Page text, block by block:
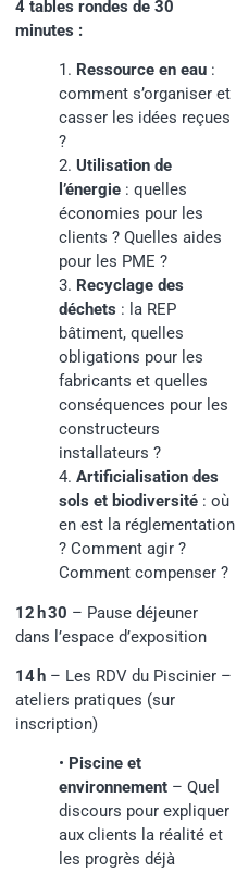
4 tables rondes de 30
minutes :
1. Ressource en eau :
comment s’organiser et
casser les idées reçues
?
2. Utilisation de
l’énergie : quelles
économies pour les
clients ? Quelles aides
pour les PME ?
3. Recyclage des
déchets : la REP
bâtiment, quelles
obligations pour les
fabricants et quelles
conséquences pour les
constructeurs
installateurs ?
4. Artificialisation des
sols et biodiversité : où
en est la réglementation
? Comment agir ?
Comment compenser ?
12 h 30 – Pause déjeuner
dans l’espace d’exposition
14 h – Les RDV du Piscinier –
ateliers pratiques (sur
inscription)
• Piscine et
environnement – Quel
discours pour expliquer
aux clients la réalité et
les progrès déjà